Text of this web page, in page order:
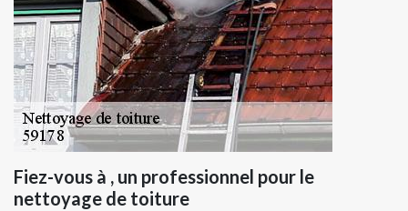
Fiez-vous à , un professionnel pour le
nettoyage de toiture